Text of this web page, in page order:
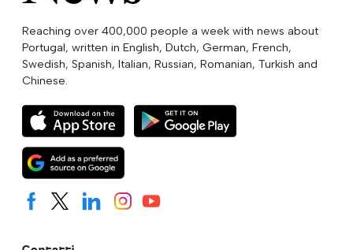
Reaching over 400,000 people a week with news about
Portugal, written in English, Dutch, German, French,
Swedish, Spanish, Italian, Russian, Romanian, Turkish and
Chinese.